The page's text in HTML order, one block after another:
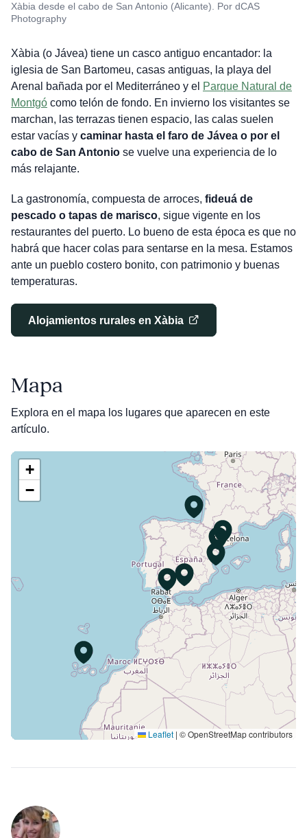
Xàbia desde el cabo de San Antonio (Alicante). Por dCAS
Photography
Xàbia (o Jávea) tiene un casco antiguo encantador: la
iglesia de San Bartomeu, casas antiguas, la playa del
Arenal bañada por el Mediterráneo y el Parque Natural de
Montgócomo telón de fondo. En invierno los visitantes se
marchan, las terrazas tienen espacio, las calas suelen
estar vacías y caminar hasta el faro de Jávea o por el
cabo de San Antoniose vuelve una experiencia de lo
más relajante.
La gastronomía, compuesta de arroces, fideuá de
pescado o tapas de marisco, sigue vigente en los
restaurantes del puerto. Lo bueno de esta época es que no
habrá que hacer colas para sentarse en la mesa. Estamos
ante un pueblo costero bonito, con patrimonio y buenas
temperaturas.
Alojamientos rurales en Xàbia
Mapa
Explora en el mapa los lugares que aparecen en este
artículo.
+
−
Leaflet | © OpenStreetMap contributors